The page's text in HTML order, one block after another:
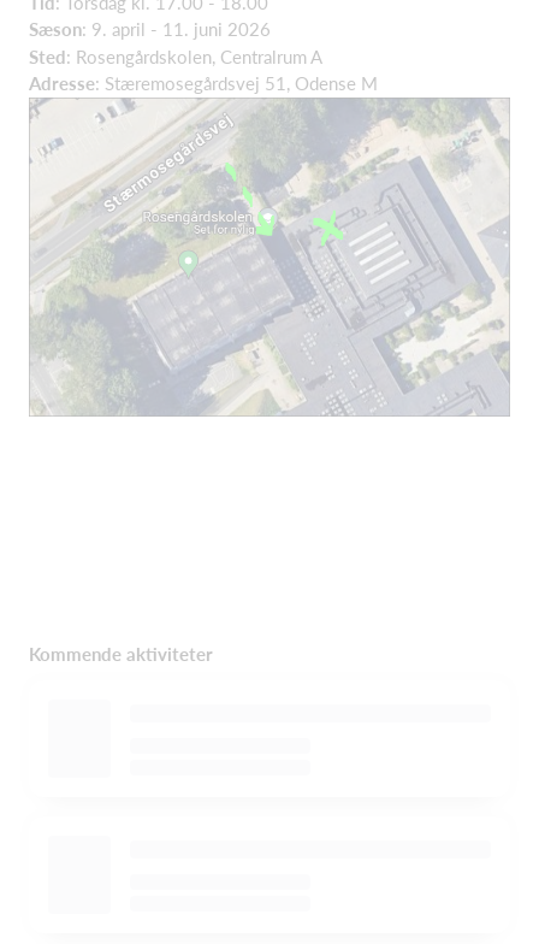
Sæson: 9. april - 11. juni 2026
Sted: Rosengårdskolen, Centralrum A
Adresse: Stæremosegårdsvej 51, Odense M
Kommende aktiviteter